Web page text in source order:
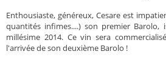
Enthousiaste, généreux, Cesare est
quantités infimes....) son premier Barolo,
millésime 2014. Ce vin sera
l'arrivée de son deuxième Barolo !